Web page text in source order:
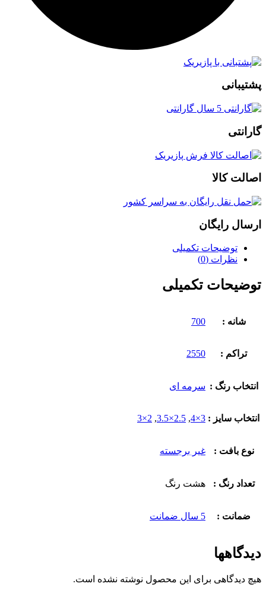
پشتیبانی
گارانتی
اصالت کالا
ارسال رایگان
توضیحات تکمیلی
نظرات (0)
توضیحات تکمیلی
شانه : 700
تراکم : 2550
انتخاب رنگ : سرمه ای
انتخاب سایز : 3×4
,
2.5×3.5
,
2×3
نوع بافت : غیر برجسته
تعداد رنگ : هشت رنگ
ضمانت : 5 سال ضمانت
دیدگاهها
هیچ دیدگاهی برای این محصول نوشته نشده است.